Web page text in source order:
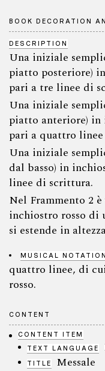
BOOK DECORATION
DESCRIPTION
Una iniziale
piatto posteriore)
pari a tre linee di
Una iniziale
piatto anteriore) in
pari a quattro
Una iniziale
dal basso) in
linee di scrittura.
Nel Frammento 2
inchiostro rosso
si estende in
MUSICAL NOTATION
quattro linee, di
rosso.
CONTENT
CONTENT ITEM
TEXT LANGUAGE
TITLE Messale